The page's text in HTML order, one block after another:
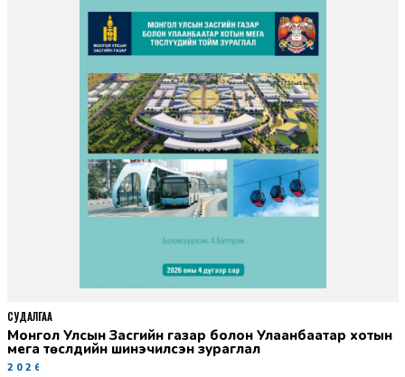
Монгол Улсын Засгийн газар болон Улаанбаатар хотын
мега төслүүдийн шинэчилсэн зураглал
2026-06-29
СУДАЛГАА